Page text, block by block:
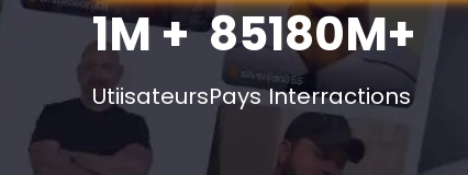
1M +
Utiisateurs
85
Pays
180M+
Interractions